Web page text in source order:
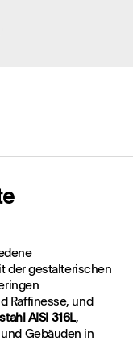
der gestalterischen
Raffinesse, und
AISI 316L,
Gebäuden in